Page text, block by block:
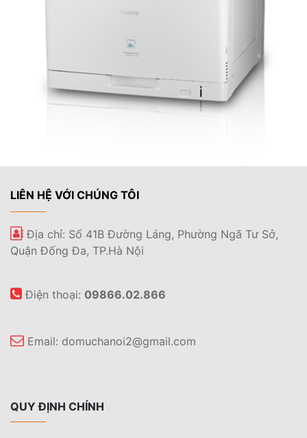
LIÊN HỆ VỚI CHÚNG TÔI
Địa chỉ: Số 41B Đường Láng, Phường Ngã Tư Sở,
Quận Đống Đa, TP.Hà Nội
Điện thoại: 09866.02.866
Email: domuchanoi2@gmail.com
QUY ĐỊNH CHÍNH